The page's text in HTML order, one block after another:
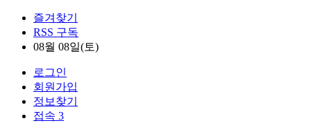
즐겨찾기
RSS 구독
08월 08일(토)
로그인
회원가입
정보찾기
접속 3